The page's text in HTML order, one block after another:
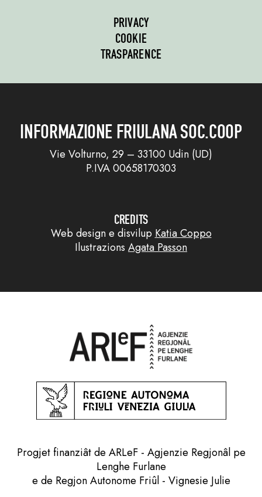
PRIVACY
COOKIE
TRASPARENCE
INFORMAZIONE FRIULANA SOC.COOP
Vie Volturno, 29 – 33100 Udin (UD)
P.IVA 00658170303
CREDITS
Web design e disvilup Katia Coppo
Ilustrazions Agata Passon
Progjet finanziât de ARLeF - Agjenzie Regjonâl pe
Lenghe Furlane
e de Regjon Autonome Friûl - Vignesie Julie